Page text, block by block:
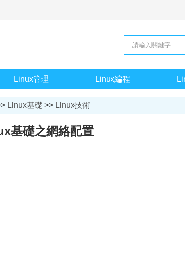
Linux管理 Linux編程
Linux基礎 >> Linux技術
基礎之網絡配置